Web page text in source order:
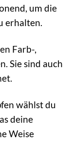
um die
erhalten.
Farb-,
Sie sind auch
wählst du
deine
Weise